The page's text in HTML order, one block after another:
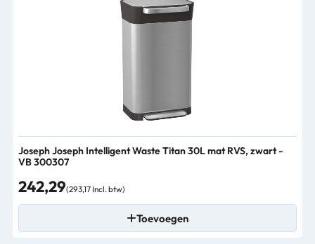
Joseph Joseph Intelligent Waste Titan 30L mat RVS, zwart -
VB 300307
242,29(293,17 Incl. btw)
Toevoegen